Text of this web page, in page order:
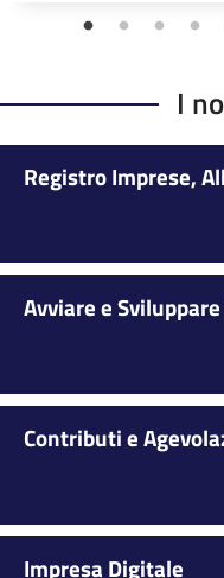
I
Registro Imprese,
Avviare e
Contributi e
Impresa Digitale